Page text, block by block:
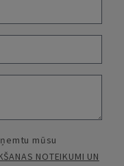
mūsu
NOTEIKUMI UN